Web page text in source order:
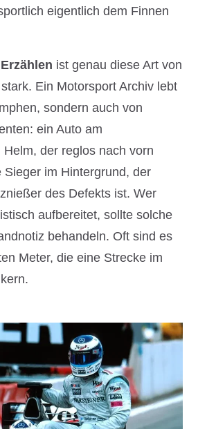
eigentlich dem Finnen
ist genau diese Art von
Ein Motorsport Archiv lebt
sondern auch von
ein Auto am
der reglos nach vorn
Sieger im Hintergrund, der
des Defekts ist. Wer
aufbereitet, sollte solche
behandeln. Oft sind es
Meter, die eine Strecke im